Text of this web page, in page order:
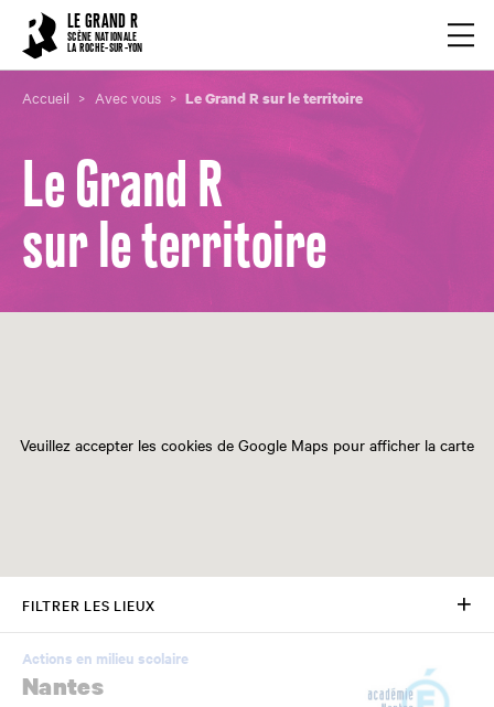
LE GRAND R
SCÈNE NATIONALE
LA ROCHE-SUR-YON
Accueil Avec vous Le Grand R sur le territoire
Le Grand R
sur le territoire
FILTRER LES LIEUX
Actions en milieu scolaire
Nantes
Cookies management panel